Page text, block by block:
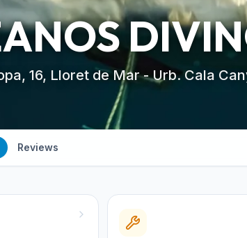
16, Lloret de Mar - Urb. Cala
Reviews